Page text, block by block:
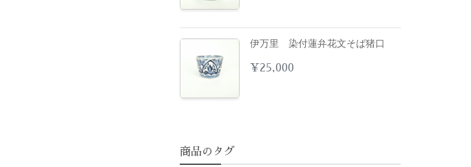
伊万里 染付蓮弁花文そば猪口
¥ 25,000
商品のタグ